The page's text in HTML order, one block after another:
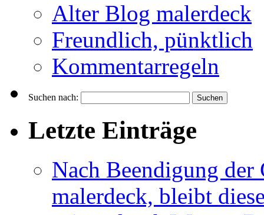
Alter Blog malerdeck
Freundlich, pünktlich
Kommentarregeln
Suchen nach:
Letzte Einträge
Nach Beendigung
malerdeck, bleibt